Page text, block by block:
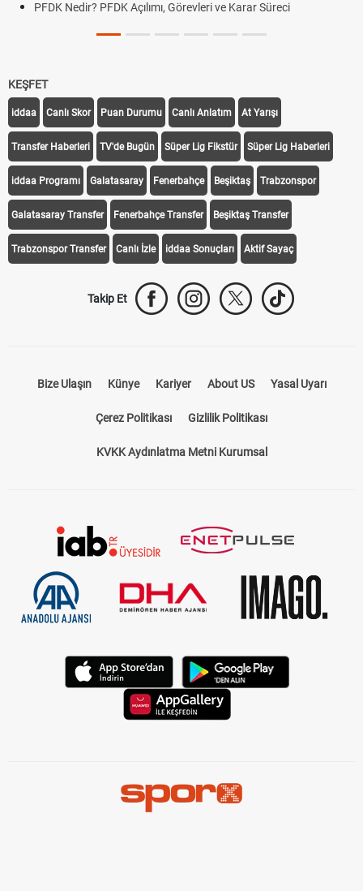
PFDK Nedir? PFDK Açılımı, Görevleri ve Karar Süreci
KEŞFET
iddaa Canlı Skor Puan Durumu Canlı Anlatım At Yarışı
Transfer Haberleri TV'de Bugün Süper Lig Fikstür Süper Lig Haberleri
iddaa Programı Galatasaray Fenerbahçe Beşiktaş Trabzonspor
Galatasaray Transfer Fenerbahçe Transfer Beşiktaş Transfer
Trabzonspor Transfer Canlı İzle iddaa Sonuçları Aktif Sayaç